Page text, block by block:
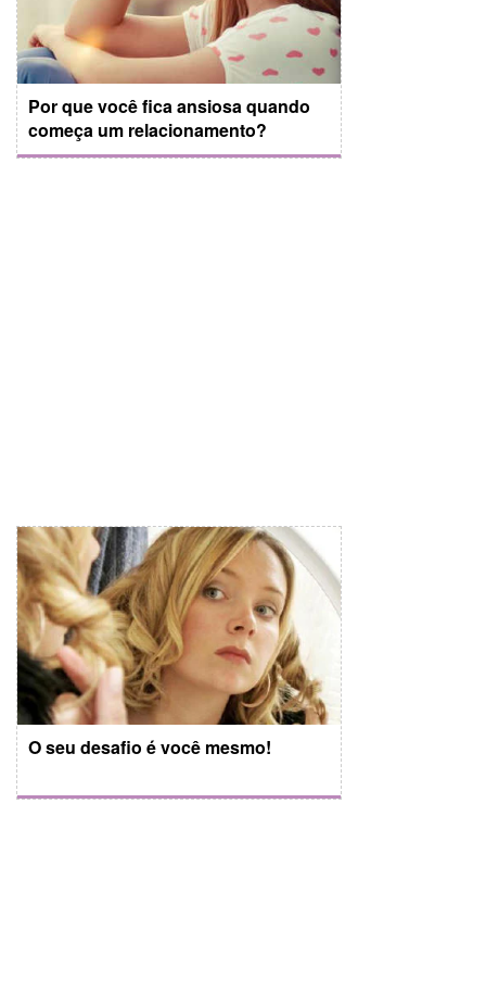
Por que você fica ansiosa quando
começa um relacionamento?
O seu desafio é você mesmo!